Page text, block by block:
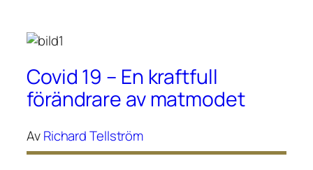
Covid 19 – En kraftfull
förändrare av matmodet
AvRichard Tellström